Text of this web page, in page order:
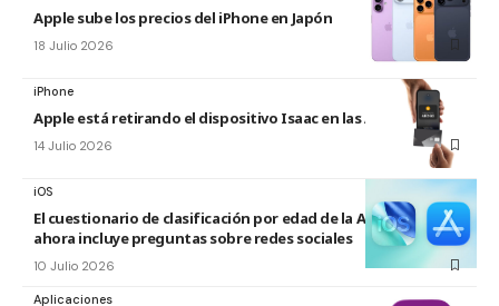
Apple sube los precios del iPhone en Japón
18 Julio 2026
iPhone
Apple está retirando el dispositivo Isaac en las Apple Store
14 Julio 2026
iOS
El cuestionario de clasificación por edad de la App Store
ahora incluye preguntas sobre redes sociales
10 Julio 2026
Aplicaciones